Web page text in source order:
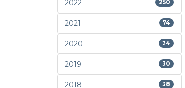
2022 250
2021 74
2020 24
2019 30
2018 38